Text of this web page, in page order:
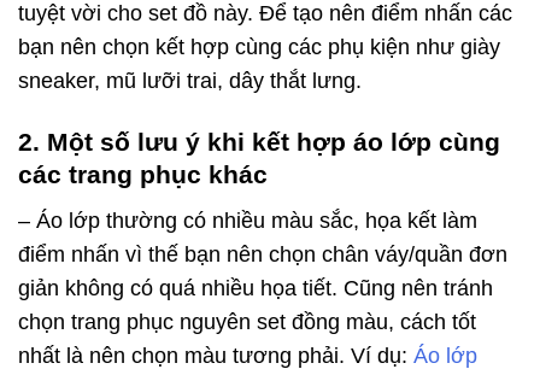
tuyệt vời cho set đồ này. Để tạo nên điểm nhấn các
bạn nên chọn kết hợp cùng các phụ kiện như giày
sneaker, mũ lưỡi trai, dây thắt lưng.
2. Một số lưu ý khi kết hợp áo lớp cùng
các trang phục khác
– Áo lớp thường có nhiều màu sắc, họa kết làm
điểm nhấn vì thế bạn nên chọn chân váy/quần đơn
giản không có quá nhiều họa tiết. Cũng nên tránh
chọn trang phục nguyên set đồng màu, cách tốt
nhất là nên chọn màu tương phải. Ví dụ: Áo lớp